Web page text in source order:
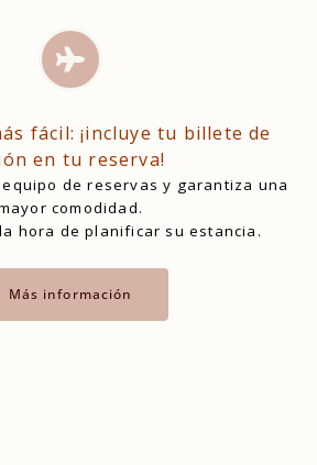
fácil: ¡incluye tu billete de
en tu reserva!
de reservas y garantiza una
comodidad.
hora de planificar su estancia.
Más información